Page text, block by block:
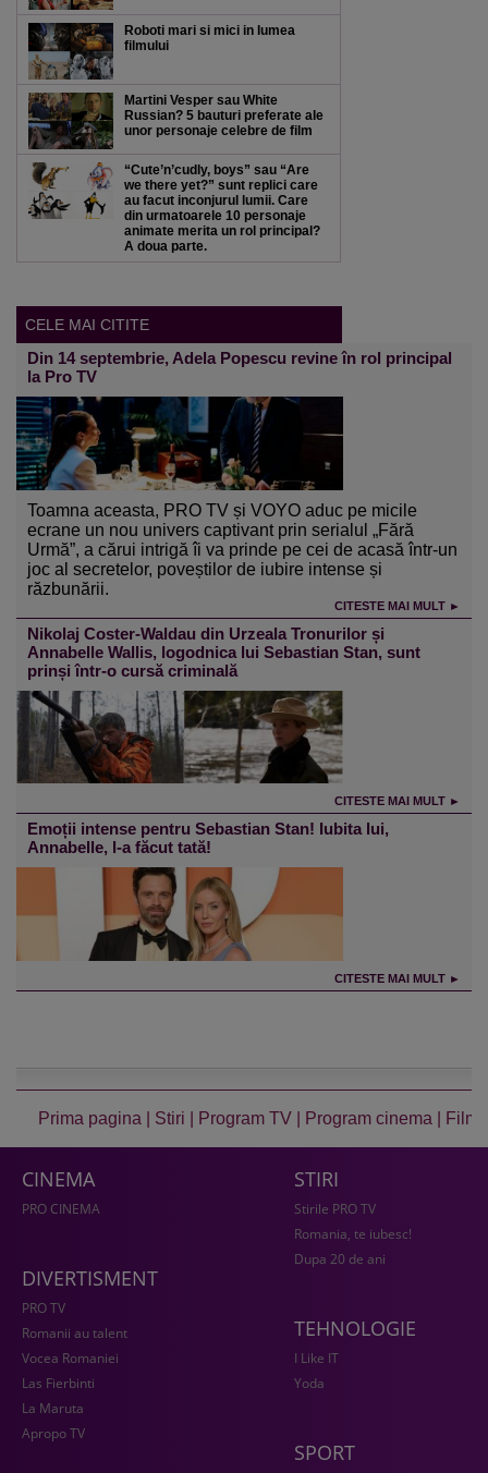
Roboti mari si mici in lumea
filmului
Martini Vesper sau White
Russian? 5 bauturi preferate ale
unor personaje celebre de film
“Cute’n’cudly, boys” sau “Are
we there yet?” sunt replici care
au facut inconjurul lumii. Care
din urmatoarele 10 personaje
animate merita un rol principal?
A doua parte.
CELE MAI CITITE
Din 14 septembrie, Adela Popescu revine în rol principal
la Pro TV
Toamna aceasta, PRO TV și VOYO aduc pe micile
ecrane un nou univers captivant prin serialul „Fără
Urmă”, a cărui intrigă îi va prinde pe cei de acasă într-un
joc al secretelor, poveștilor de iubire intense și
răzbunării.
CITESTE MAI MULT ►
Nikolaj Coster-Waldau din Urzeala Tronurilor și
Annabelle Wallis, logodnica lui Sebastian Stan, sunt
prinși într-o cursă criminală
CITESTE MAI MULT ►
Emoții intense pentru Sebastian Stan! Iubita lui,
Annabelle, l-a făcut tată!
CITESTE MAI MULT ►
Prima pagina Stiri Program TV Program cinema Filme
CINEMA
PRO CINEMA
DIVERTISMENT
PRO TV
Romanii au talent
Vocea Romaniei
Las Fierbinti
La Maruta
Apropo TV
STIRI
Stirile PRO TV
Romania, te iubesc!
Dupa 20 de ani
TEHNOLOGIE
I Like IT
Yoda
SPORT